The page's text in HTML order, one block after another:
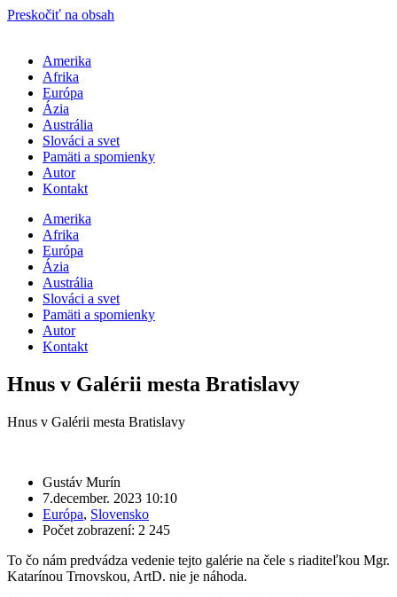
Preskočiť na obsah
Amerika
Afrika
Európa
Ázia
Austrália
Slováci a svet
Pamäti a spomienky
Autor
Kontakt
Amerika
Afrika
Európa
Ázia
Austrália
Slováci a svet
Pamäti a spomienky
Autor
Kontakt
Hnus v Galérii mesta Bratislavy
Hnus v Galérii mesta Bratislavy
Gustáv Murín
7.december. 2023 10:10
Európa, Slovensko
Počet zobrazení: 2 245
To čo nám predvádza vedenie tejto galérie na čele s riaditeľkou Mgr.
Katarínou Trnovskou, ArtD. nie je náhoda.